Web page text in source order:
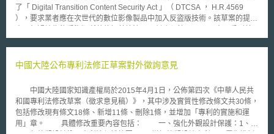
據的主張，限制產業的創新、競爭、人才流動。 本案歷經五年的纏
訟，法院最終駁回原告請求。法官指出，原告在整個訴訟過程中並未明確定
的主張無異於代表任何公司永遠無法挖角其他公司的員工，因為這些員工到
事情，因此駁回原告之訴。 從本案可以觀察到，企業應定期盤點公司
侵害營業秘密爭議時才能有效舉證。 「本文同步刊登於TIPS網站
（https://www.tips.org.tw ）」
了「 Digital Transition Content Security Act 」（ DTCSA ， H.R.4569
），要求業者應在次世代的數位影像製品中加入反盜版技術。該草案的提
作權法保護的數位內容，一旦由數位轉換為類比（ analog ）形式，再由類
權法的保障，眾議員 John Conyers 將之稱為「類比漏洞」（ analog hole
非業者能提出有效阻斷違法複製的策略，否則在一年緩衝期過後，業者凡有
製造或販售可將類比影像訊號轉換為數位訊號之設備，均將被宣布為違法。
可能因此受到影響者，包括了電腦調頻器（ PC-based tuner ）與數位錄影
機（ digital video recorder ）等。 全美電影協會（ MPAA ）對此新法
大表歡迎，主席 Dan Glickman 認為 DTCSA 的提出，不僅保護了權利人，
中國大陸公布專利法修正草案對外徵詢意見
中國大陸國家知識產權局於2015年4月1日，公佈第四次《中華人民共
和國專利法修改草案（徵求意見稿）》，其中涉及實質性修改條文共30條，
包括修改現有條文18條、新增11條、刪除1條，並增加「專利的實施和運
用」章。 具體修改重要內容包括： 一、強化外觀設計保護：1、產